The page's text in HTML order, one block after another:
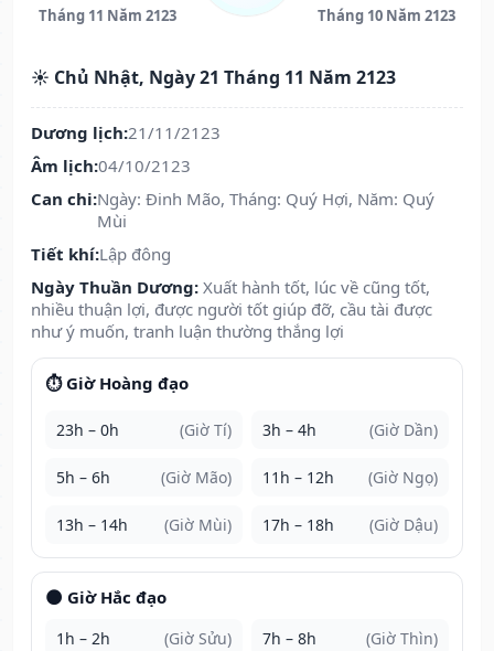
Tháng 11 Năm 2123 Tháng 10 Năm 2123
☀️ Chủ Nhật, Ngày 21 Tháng 11 Năm 2123
Dương lịch:21/11/2123
Âm lịch:04/10/2123
Can chi:Ngày: Đinh Mão, Tháng: Quý Hợi, Năm: Quý
Mùi
Tiết khí:Lập đông
Ngày Thuần Dương: Xuất hành tốt, lúc về cũng tốt,
nhiều thuận lợi, được người tốt giúp đỡ, cầu tài được
như ý muốn, tranh luận thường thắng lợi
⏱️ Giờ Hoàng đạo
23h – 0h (Giờ Tí) 3h – 4h (Giờ Dần)
5h – 6h (Giờ Mão) 11h – 12h (Giờ Ngọ)
13h – 14h (Giờ Mùi) 17h – 18h (Giờ Dậu)
🌑 Giờ Hắc đạo
1h – 2h (Giờ Sửu) 7h – 8h (Giờ Thìn)